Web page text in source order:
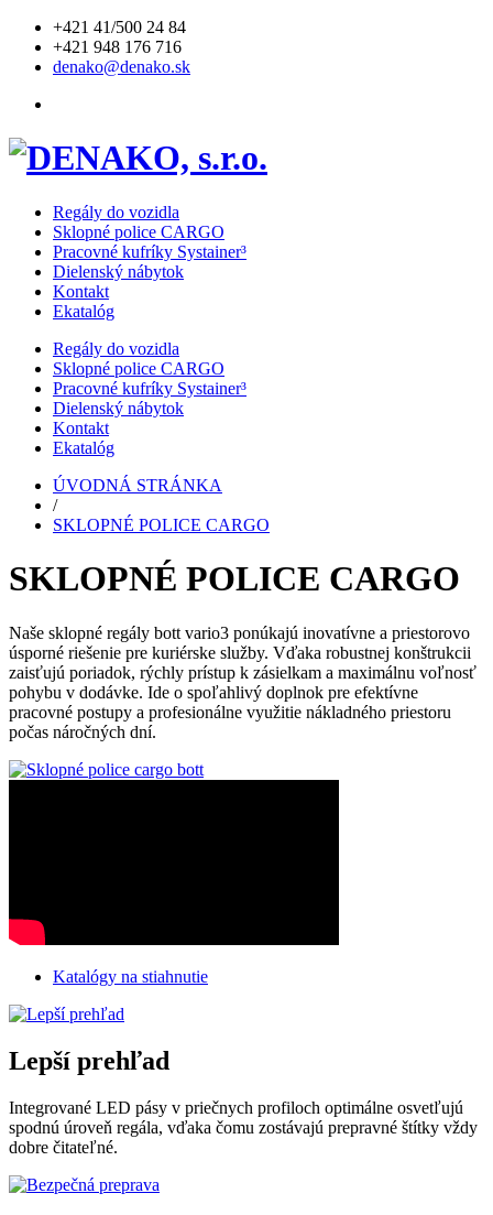
+421 41/500 24 84
+421 948 176 716
denako@denako.sk
Regály do vozidla
Sklopné police CARGO
Pracovné kufríky Systainer³
Dielenský nábytok
Kontakt
Ekatalóg
Regály do vozidla
Sklopné police CARGO
Pracovné kufríky Systainer³
Dielenský nábytok
Kontakt
Ekatalóg
ÚVODNÁ STRÁNKA
/
SKLOPNÉ POLICE CARGO
SKLOPNÉ POLICE CARGO
Naše sklopné regály bott vario3 ponúkajú inovatívne a priestorovo
úsporné riešenie pre kuriérske služby. Vďaka robustnej konštrukcii
zaisťujú poriadok, rýchly prístup k zásielkam a maximálnu voľnosť
pohybu v dodávke. Ide o spoľahlivý doplnok pre efektívne
pracovné postupy a profesionálne využitie nákladného priestoru
počas náročných dní.
Katalógy na stiahnutie
Lepší prehľad
Integrované LED pásy v priečnych profiloch optimálne osvetľujú
spodnú úroveň regála, vďaka čomu zostávajú prepravné štítky vždy
dobre čitateľné.